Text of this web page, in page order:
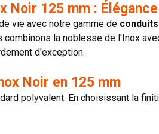
Noir 125 mm :
vie avec notre gamme de
combinons la noblesse de l'Inox
d'exception.
Noir en 125 mm
polyvalent. En choisissant la